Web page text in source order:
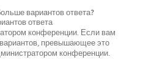
вариантов ответа?
ответа
конференции. Если вам
превышающее это
конференции.